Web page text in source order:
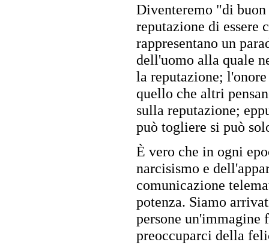
Diventeremo "di
reputazione di essere
rappresentano un
dell'uomo alla quale
la reputazione;
quello che altri
sulla reputazione;
può togliere si può
È vero che in ogni
narcisismo e
comunicazione
potenza. Siamo
persone un'immagine
preoccuparci della